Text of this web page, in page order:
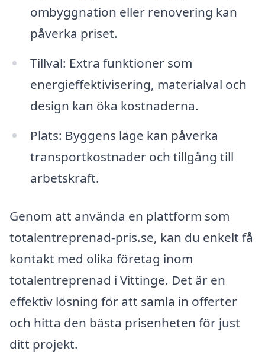
ombyggnation eller renovering kan
påverka priset.
Tillval: Extra funktioner som
energieffektivisering, materialval och
design kan öka kostnaderna.
Plats: Byggens läge kan påverka
transportkostnader och tillgång till
arbetskraft.
Genom att använda en plattform som
totalentreprenad-pris.se, kan du enkelt få
kontakt med olika företag inom
totalentreprenad i Vittinge. Det är en
effektiv lösning för att samla in offerter
och hitta den bästa prisenheten för just
ditt projekt.